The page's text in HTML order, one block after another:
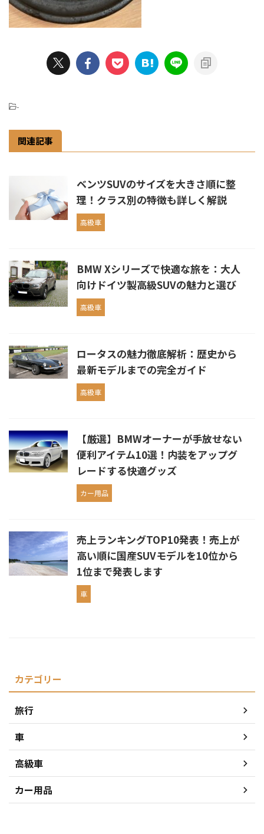
-
関連記事
ベンツSUVのサイズを大きさ順に整
理！クラス別の特徴も詳しく解説
高級車
BMW Xシリーズで快適な旅を：大人
向けドイツ製高級SUVの魅力と選び
高級車
ロータスの魅力徹底解析：歴史から
最新モデルまでの完全ガイド
高級車
【厳選】BMWオーナーが手放せない
便利アイテム10選！内装をアップグ
レードする快適グッズ
カー用品
売上ランキングTOP10発表！売上が
高い順に国産SUVモデルを10位から
1位まで発表します
車
カテゴリー
旅行
車
高級車
カー用品